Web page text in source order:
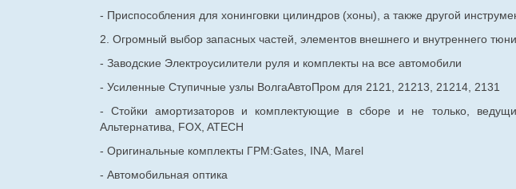
- Приспособления для хонинговки цилиндров (хоны), а также другой
2. Огромный выбор запасных частей, элементов внешнего и внутреннего
- Заводские Электроусилители руля и комплекты на все автомобили
- Усиленные Ступичные узлы ВолгаАвтоПром для 2121, 21213, 21214, 2131
- Стойки амортизаторов и комплектующие в сборе и не только,
Альтернатива, FOX, ATECH
- Оригинальные комплекты ГРМ:Gates, INA, Marel
- Автомобильная оптика